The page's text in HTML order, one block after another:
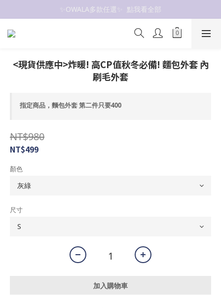
抗UV 50+防曬外套 $299🧊🧊
抗UV 50+防曬外套 $299🧊🧊
抗UV 50+防曬外套 $299🧊🧊
<現貨供應中>炸暖! 高CP值秋冬必備! 麵包外套 內
刷毛外套
指定商品，麵包外套 第二件只要400
NT$980
NT$499
顏色
尺寸
加入購物車